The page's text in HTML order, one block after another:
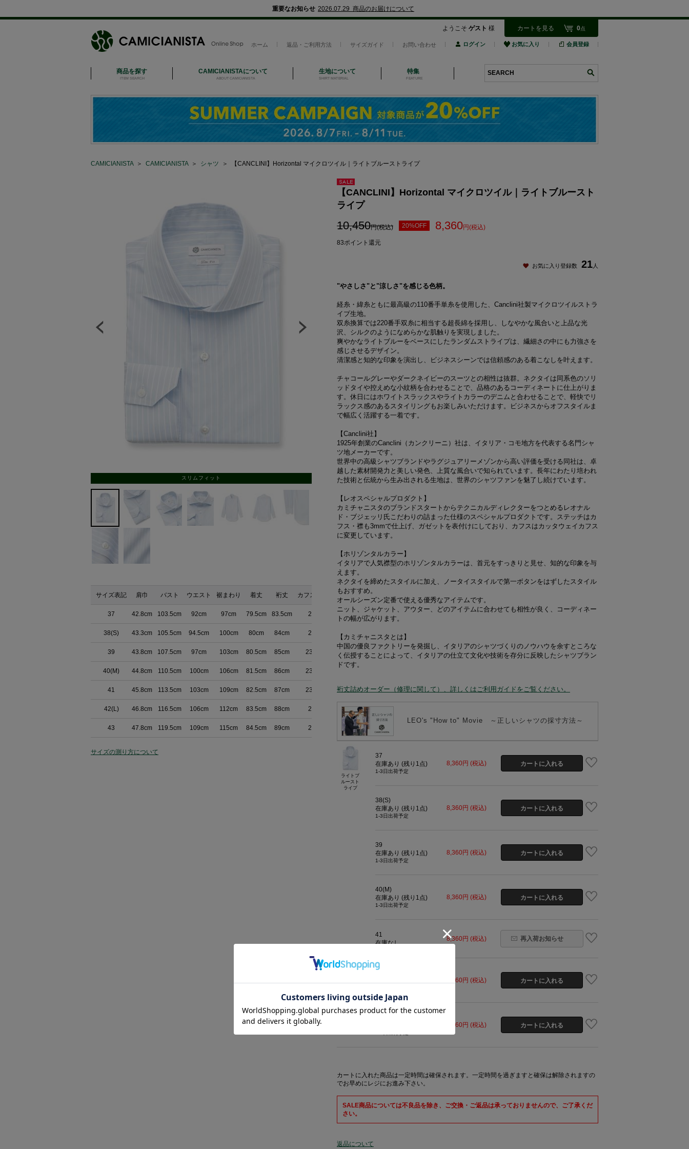
重要なお知らせ 2026.07.29 商品のお届けについて
ようこそ ゲスト 様 カートを見る 0点
ホーム 返品・ご利用方法 サイズガイド お問い合わせ ログイン お気に入り 会員登録
商品を探す
ITEM SEARCH
CAMICIANISTAについて
ABOUT CAMICIANISTA
生地について
SHIRT MATERIAL
特集
FEATURE
CAMICIANISTA＞ CAMICIANISTA＞ シャツ ＞ 【CANCLINI】Horizontal マイクロツイル｜ライトブルーストライプ
スリムフィット
サイズ表記 肩巾 バスト ウエスト 裾まわり 着丈 裄丈 カフスまわり
37 42.8cm 103.5cm 92cm 97cm 79.5cm 83.5cm 23cm
38(S) 43.3cm 105.5cm 94.5cm 100cm 80cm 84cm 23cm
39 43.8cm 107.5cm 97cm 103cm 80.5cm 85cm 23.5cm
40(M) 44.8cm 110.5cm 100cm 106cm 81.5cm 86cm 23.5cm
41 45.8cm 113.5cm 103cm 109cm 82.5cm 87cm 23.5cm
42(L) 46.8cm 116.5cm 106cm 112cm 83.5cm 88cm 24cm
43 47.8cm 119.5cm 109cm 115cm 84.5cm 89cm 24cm
サイズの測り方について
セール
【CANCLINI】Horizontal マイクロツイル｜ライトブルースト
ライプ
10,450円(税込) 20%OFF 8,360円(税込)
83ポイント還元
お気に入り登録数 21 人
"やさしさ"と"涼しさ"を感じる色柄。
経糸・緯糸ともに最高級の110番手単糸を使用した、Canclini社製マイクロツイルストラ
イプ生地。
双糸換算では220番手双糸に相当する超長綿を採用し、しなやかな風合いと上品な光
沢、シルクのようになめらかな肌触りを実現しました。
爽やかなライトブルーをベースにしたランダムストライプは、繊細さの中にも力強さを
感じさせるデザイン。
清潔感と知的な印象を演出し、ビジネスシーンでは信頼感のある着こなしを叶えます。
チャコールグレーやダークネイビーのスーツとの相性は抜群。ネクタイは同系色のソリ
ッドタイや控えめな小紋柄を合わせることで、品格のあるコーディネートに仕上がりま
す。休日にはホワイトスラックスやライトカラーのデニムと合わせることで、軽快でリ
ラックス感のあるスタイリングもお楽しみいただけます。ビジネスからオフスタイルま
で幅広く活躍する一着です。
【Canclini社】
1925年創業のCanclini（カンクリーニ）社は、イタリア・コモ地方を代表する名門シャ
ツ地メーカーです。
世界中の高級シャツブランドやラグジュアリーメゾンから高い評価を受ける同社は、卓
越した素材開発力と美しい発色、上質な風合いで知られています。長年にわたり培われ
た技術と伝統から生み出される生地は、世界のシャツファンを魅了し続けています。
【レオスペシャルプロダクト】
カミチャニスタのブランドスタートからテクニカルディレクターをつとめるレオナル
ド・ブジェッリ氏こだわりの詰まった仕様のスペシャルプロダクトです。ステッチはカ
フス・襟も3mmで仕上げ、ガゼットを表付けにしており、カフスはカッタウェイカフス
に変更しています。
【ホリゾンタルカラー】
イタリアで人気襟型のホリゾンタルカラーは、首元をすっきりと見せ、知的な印象を与
えます。
ネクタイを締めたスタイルに加え、ノータイスタイルで第一ボタンをはずしたスタイル
もおすすめ。
オールシーズン定番で使える優秀なアイテムです。
ニット、ジャケット、アウター、どのアイテムに合わせても相性が良く、コーディネー
トの幅が広がります。
【カミチャニスタとは】
中国の優良ファクトリーを発掘し、イタリアのシャツづくりのノウハウを余すところな
く伝授することによって、イタリアの仕立て文化や技術を存分に反映したシャツブラン
ドです。
裄丈詰めオーダー（修理に関して）、詳しくはご利用ガイドをご覧ください。
LEO's "How to" Movie ～正しいシャツの採寸方法～
ライトブ
ルースト
ライプ
37
在庫あり (残り 1点)
1-3日出荷予定
8,360円 (税込)
38(S)
在庫あり (残り 1点)
1-3日出荷予定
8,360円 (税込)
39
在庫あり (残り 1点)
1-3日出荷予定
8,360円 (税込)
40(M)
在庫あり (残り 1点)
1-3日出荷予定
8,360円 (税込)
41
在庫なし
8,360円 (税込) 再入荷お知らせ
8,360円 (税込)
8,360円 (税込)
カートに入れた商品は一定時間は確保されます。一定時間を過ぎますと確保は解除されますの
でお早めにレジにお進み下さい。
SALE商品については不良品を除き、ご交換・ご返品は承っておりませんので、ご了承くだ
さい。
返品について